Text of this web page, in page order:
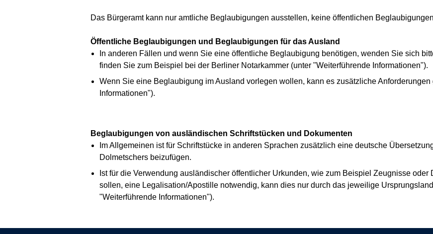
Das Bürgeramt kann nur amtliche Beglaubigungen ausstellen, keine öffentlichen
Öffentliche Beglaubigungen und Beglaubigungen für das Ausland
In anderen Fällen und wenn Sie eine öffentliche Beglaubigung benötigen, wenden Sie sich
finden Sie zum Beispiel bei der Berliner Notarkammer (unter "Weiterführende Informationen").
Wenn Sie eine Beglaubigung im Ausland vorlegen wollen, kann es zusätzliche
Informationen").
Beglaubigungen von ausländischen Schriftstücken und Dokumenten
Im Allgemeinen ist für Schriftstücke in anderen Sprachen zusätzlich eine deutsche
Dolmetschers beizufügen.
Ist für die Verwendung ausländischer öffentlicher Urkunden, wie zum Beispiel Zeugnisse
sollen, eine Legalisation/Apostille notwendig, kann dies nur durch das jeweilige
"Weiterführende Informationen").